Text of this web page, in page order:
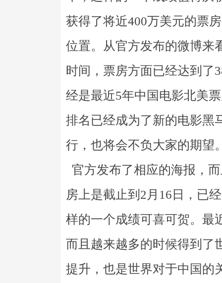
获得了将近400万美元的票
位置。从官方发布的微博来
时间，票房方面已经达到了
经是最近5年中国电影北美
排名已经成为了新的电影黑
行，也将会不负大家的期望
官方发布了相应的海报，
房上是截止到2月16日，已
样的一个成绩可喜可贺。最
而且越来越多的时候得到了
提升，也是世界对于中国的